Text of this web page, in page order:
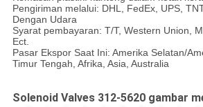
Pengiriman melalui: DHL, FedEx, UPS,
Dengan Udara
Syarat pembayaran: T/T, Western Union,
Ect.
Pasar Ekspor Saat Ini: Amerika Selatan/
Timur Tengah, Afrika, Asia, Australia
Solenoid Valves 312-5620 gambar